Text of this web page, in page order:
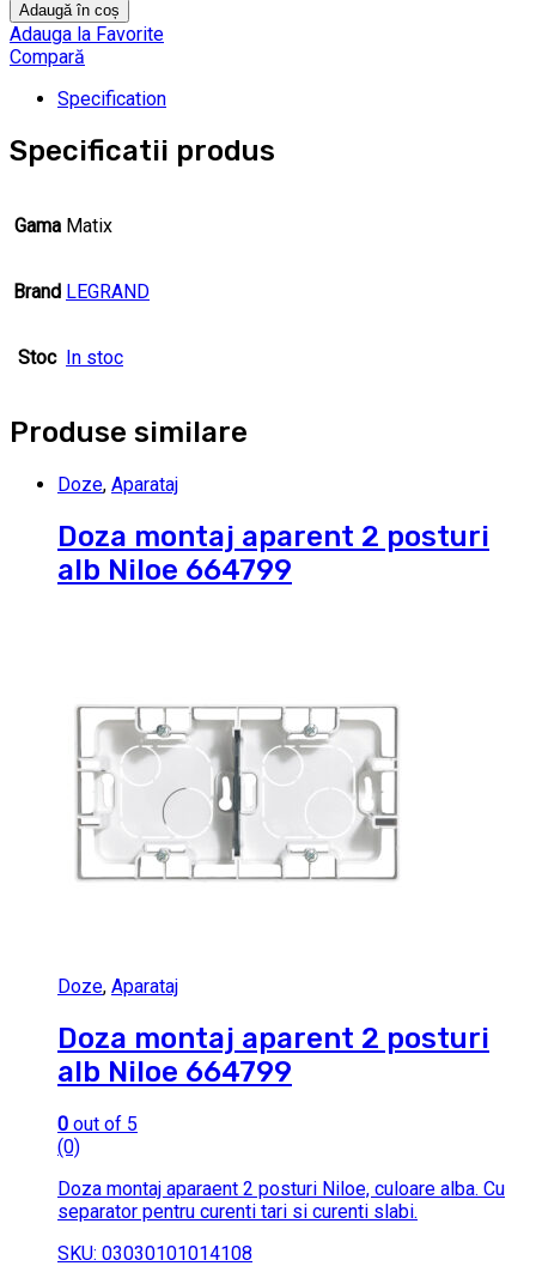
Adaugă în coș
Adauga la Favorite
Compară
Specification
Specificatii produs
Gama Matix
Brand LEGRAND
Stoc In stoc
Produse similare
Doze, Aparataj
Doza montaj aparent 2 posturi
alb Niloe 664799
Doze, Aparataj
Doza montaj aparent 2 posturi
alb Niloe 664799
0 out of 5
(0)
Doza montaj aparaent 2 posturi Niloe, culoare alba. Cu
separator pentru curenti tari si curenti slabi.
SKU: 03030101014108